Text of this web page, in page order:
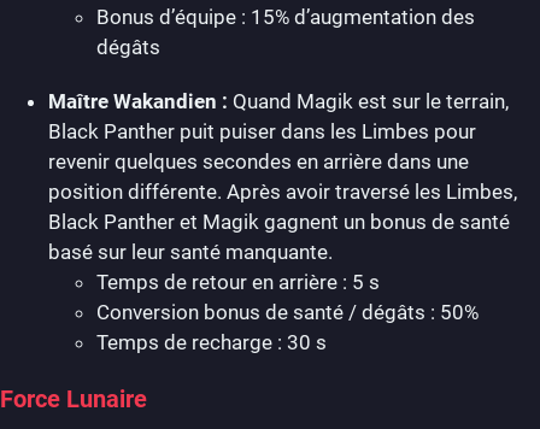
Bonus d’équipe : 15% d’augmentation des
dégâts
Maître Wakandien : Quand Magik est sur le terrain,
Black Panther puit puiser dans les Limbes pour
revenir quelques secondes en arrière dans une
position différente. Après avoir traversé les Limbes,
Black Panther et Magik gagnent un bonus de santé
basé sur leur santé manquante.
Temps de retour en arrière : 5 s
Conversion bonus de santé / dégâts : 50%
Temps de recharge : 30 s
Force Lunaire